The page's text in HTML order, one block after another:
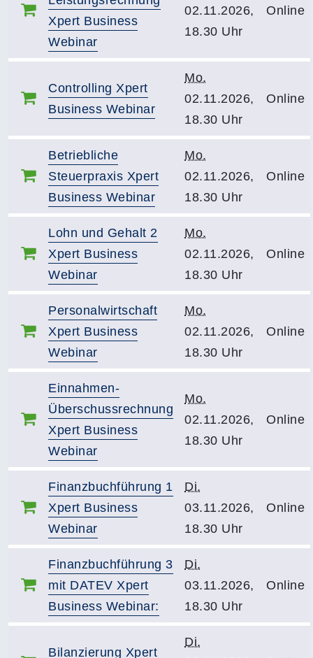
Xpert Business
Webinar
02.11.2026,
18.30 Uhr
Online
Controlling Xpert
Business Webinar
Mo.
02.11.2026,
18.30 Uhr
Online
Betriebliche
Steuerpraxis Xpert
Business Webinar
Mo.
02.11.2026,
18.30 Uhr
Online
Lohn und Gehalt 2
Xpert Business
Webinar
Mo.
02.11.2026,
18.30 Uhr
Online
Personalwirtschaft
Xpert Business
Webinar
Mo.
02.11.2026,
18.30 Uhr
Online
Einnahmen-
Überschussrechnung
Xpert Business
Webinar
Mo.
02.11.2026,
18.30 Uhr
Online
Finanzbuchführung 1
Xpert Business
Webinar
Di.
03.11.2026,
18.30 Uhr
Online
Finanzbuchführung 3
mit DATEV Xpert
Business Webinar:
Di.
03.11.2026,
18.30 Uhr
Online
Bilanzierung Xpert
Di.